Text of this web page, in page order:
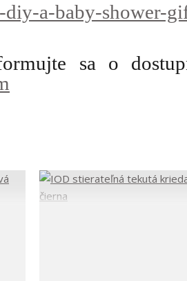
a-baby-shower-
sa o